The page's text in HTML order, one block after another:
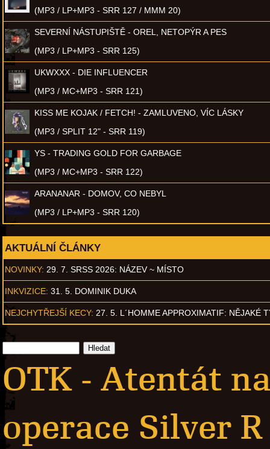
(MP3 / LP+MP3 - SRR 127 / MMM 20)
SEVERNÍ NÁSTUPIŠTĚ - OREL, NETOPÝR A PES
(MP3 / LP+MP3 - SRR 125)
UKWXXX - DIE INFLUENCER
(MP3 / MC+MP3 - SRR 121)
KISS ME KOJAK / FETCH! - ZAMLUVENO, VÍC LÁSKY
(MP3 / SPLIT 12" - SRR 119)
YS - TRADING GOLD FOR GARBAGE
(MP3 / MC+MP3 - SRR 122)
ARANANAR - DOMOV, CO NEBYL
(MP3 / LP+MP3 - SRR 120)
AKTUÁLNÍ ČLÁNKY
NOVINKY: 29. 7. SRSS 2026: NÁZEV ~ MÍSTO
INKVIZICE: 31. 5. DOMINIK DUKA
NEJCHYTŘEJŠÍ KECY: 27. 5. L´HOMME APPROXIMATIF: NĚJAKÉ
OTK - Atentát
operace Silver R